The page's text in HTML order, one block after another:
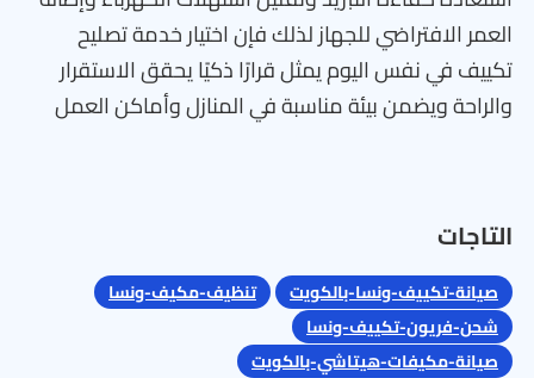
العمر الافتراضي للجهاز لذلك فإن اختيار خدمة تصليح
تكييف في نفس اليوم يمثل قرارًا ذكيًا يحقق الاستقرار
والراحة ويضمن بيئة مناسبة في المنازل وأماكن العمل
التاجات
صيانة-تكييف-ونسا-بالكويت
تنظيف-مكيف-ونسا
شحن-فريون-تكييف-ونسا
صيانة-مكيفات-هيتاشي-بالكويت